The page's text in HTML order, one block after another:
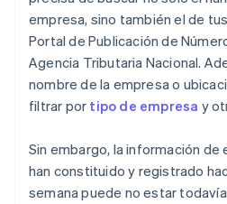
empresa, sino también el de
Portal de Publicación de
Agencia Tributaria Nacional.
nombre de la empresa o
filtrar por tipo de empresa y
Sin embargo, la información de
han constituido y registrado
semana puede no estar